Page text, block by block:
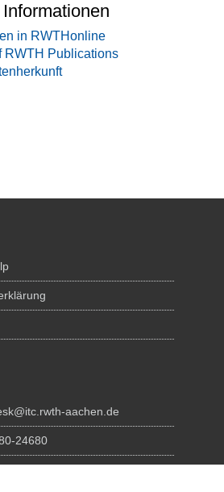
in RWTHonline
RWTH Publications
aachen.de
24680